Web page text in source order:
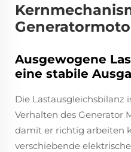
Ausgewogene
eine stabile
Die Lastausgleichsbilanz
Verhalten des Generator
damit er richtig arbeiten
verschiebende